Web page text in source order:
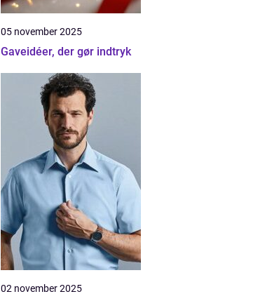
05 november 2025
Gaveidéer, der gør indtryk
02 november 2025